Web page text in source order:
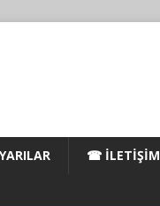
☎ İLETIŞIM